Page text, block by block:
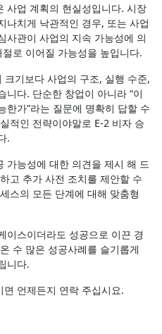
사업 계획의 현실성입니다. 시장
나치게 낙관적인 경우, 또는 사업
사관이 사업의 지속 가능성에 의
로 이어질 가능성을 높입니다.
기보다 사업의 구조, 실행 수준,
니다. 단순한 창업이 아니라 “이
한가”라는 질문에 명확히 답할 수
적인 전략이야말로 E-2 비자 승
.
가능성에 대한 의견을 제시 해 드
고 추가 사전 조치를 제안할 수
스의 모든 단계에 대해 맞춤형
이스이더라도 성공으로 이끈 경
수 많은 성공사례를 슬기롭게
니다.
언제든지 연락 주십시요.